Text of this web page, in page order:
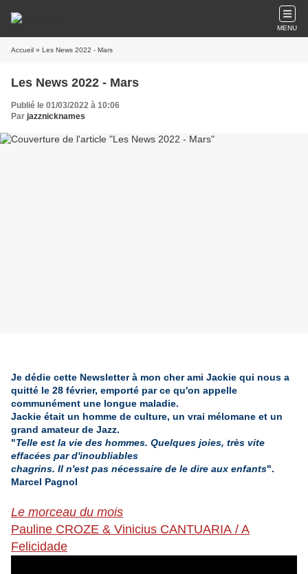
MENU
Accueil » Les News 2022 - Mars
Les News 2022 - Mars
Publié le 01/03/2022 à 10:06
Par jazznicknames
Je dédie cette Newsletter à mon cher ami Jackie qui nous a
quitté le 28 février, emporté par ce qu'on appelle
communément une longue maladie.
Jackie était un homme de culture, un vrai mélomane et un
grand amateur de Jazz.
"Telle est la vie des hommes. Quelques joies, très vite
effacées par d'inoubliables
chagrins. Il n'est pas nécessaire de le dire aux enfants".
Marcel Pagnol
Le morceau du mois
Pauline CROZE & Vinicius CANTUARIA / A
Felicidade